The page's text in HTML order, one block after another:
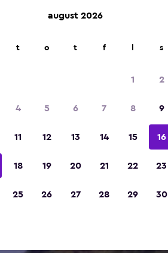
august 2026
t o t f s
1 2
4 5 6 7 8 9
11 12 13 14 15 16
18 19 20 21 22 23
25 26 27 28 29 30